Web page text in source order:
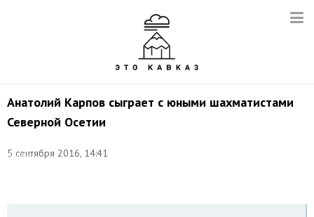
Анатолий Карпов сыграет с юными шахматистами
Северной Осетии
5 сентября 2016, 14:41
Антон